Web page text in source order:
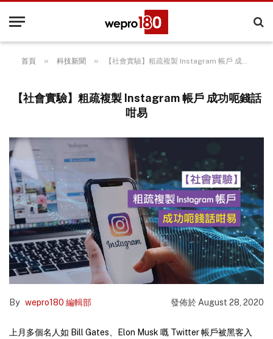
首頁 » 科技新聞 » 【社會實驗】粗疏複製 Instagram 帳戶 成功呃錢話咁易
【社會實驗】粗疏複製 Instagram 帳戶 成功呃錢話
咁易
By wepro180 編輯部 發佈於 August 28, 2020
上月多個名人如 Bill Gates、Elon Musk 嘅 Twitter 帳戶被黑客入